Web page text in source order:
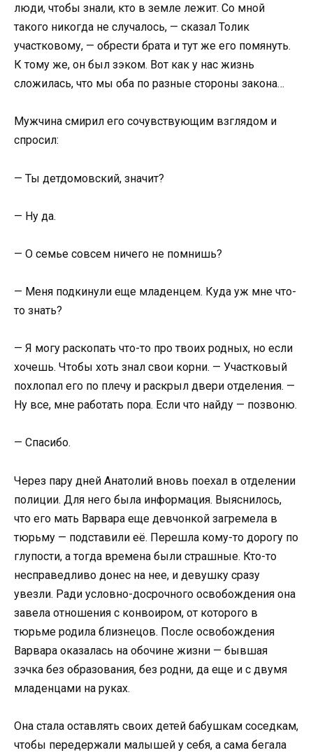
люди, чтобы знали, кто в земле лежит. Со мной
такого никогда не случалось, — сказал Толик
участковому, — обрести брата и тут же его помянуть.
К тому же, он был зэком. Вот как у нас жизнь
сложилась, что мы оба по разные стороны закона…
Мужчина смирил его сочувствующим взглядом и
спросил:
— Ты детдомовский, значит?
— Ну да.
— О семье совсем ничего не помнишь?
— Меня подкинули еще младенцем. Куда уж мне что-
то знать?
— Я могу раскопать что-то про твоих родных, но если
хочешь. Чтобы хоть знал свои корни. — Участковый
похлопал его по плечу и раскрыл двери отделения. —
Ну все, мне работать пора. Если что найду — позвоню.
— Спасибо.
Через пару дней Анатолий вновь поехал в отделении
полиции. Для него была информация. Выяснилось,
что его мать Варвара еще девчонкой загремела в
тюрьму — подставили её. Перешла кому-то дорогу по
глупости, а тогда времена были страшные. Кто-то
несправедливо донес на нее, и девушку сразу
увезли. Ради условно-досрочного освобождения она
завела отношения с конвоиром, от которого в
тюрьме родила близнецов. После освобождения
Варвара оказалась на обочине жизни — бывшая
зэчка без образования, без родни, да еще и с двумя
младенцами на руках.
Она стала оставлять своих детей бабушкам соседкам,
чтобы передержали малышей у себя, а сама бегала